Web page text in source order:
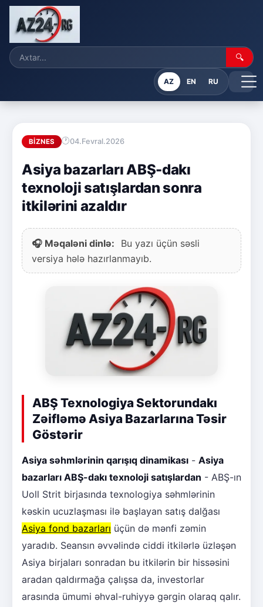
🔍
AZ EN RU
BIZNES 04.Fevral.2026
Asiya bazarları ABŞ-dakı
texnoloji satışlardan sonra
itkilərini azaldır
🎧 Məqaləni dinlə:
Bu yazı üçün səsli
versiya hələ hazırlanmayıb.
ABŞ Texnologiya Sektorundakı
Zəifləmə Asiya Bazarlarına Təsir
Göstərir
Asiya səhmlərinin qarışıq dinamikası - Asiya
bazarları ABŞ-dakı texnoloji satışlardan - ABŞ-ın
Uoll Strit birjasında texnologiya səhmlərinin
kəskin ucuzlaşması ilə başlayan satış dalğası
Asiya fond bazarları üçün də mənfi zəmin
yaradıb. Seansın əvvəlində ciddi itkilərlə üzləşən
Asiya birjaları sonradan bu itkilərin bir hissəsini
aradan qaldırmağa çalışsa da, investorlar
arasında ümumi əhval-ruhiyyə gərgin olaraq qalır.